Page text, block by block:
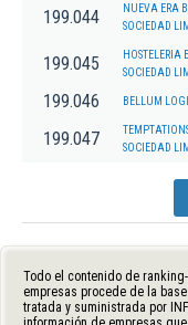
199.044
NUEVA ERA
SOCIEDAD
199.045
HOSTELERIA
SOCIEDAD
199.046 BELLUM
199.047
SOCIEDAD
Todo el contenido de
empresas procede de la base
tratada y suministrada por